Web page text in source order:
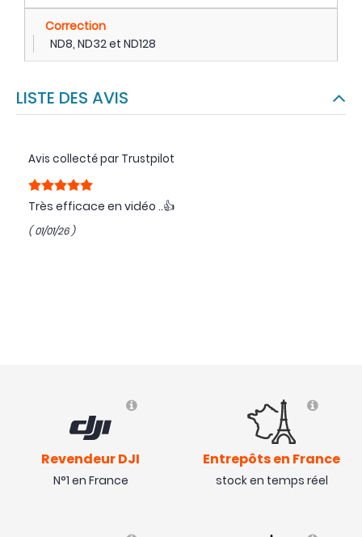
Correction
ND8, ND32 et ND128
LISTE DES AVIS
Avis collecté par Trustpilot
Très efficace en vidéo ..👍
( 01/01/26 )
Revendeur DJI
N°1 en France
Entrepôts en France
stock en temps réel